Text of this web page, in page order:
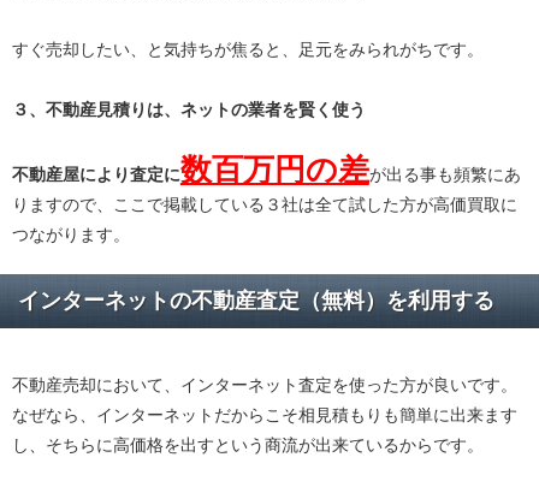
すぐ売却したい、と気持ちが焦ると、足元をみられがちです。
３、不動産見積りは、ネットの業者を賢く使う
不動産屋により査定に数百万円の差が出る事も頻繁にあ
りますので、ここで掲載している３社は全て試した方が高価買取に
つながります。
インターネットの不動産査定（無料）を利用する
不動産売却において、インターネット査定を使った方が良いです。
なぜなら、インターネットだからこそ相見積もりも簡単に出来ます
し、そちらに高価格を出すという商流が出来ているからです。